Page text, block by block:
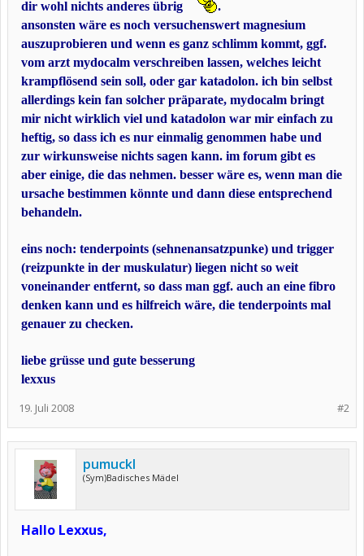
dir wohl nichts anderes übrig
.
ansonsten wäre es noch versuchenswert magnesium
auszuprobieren und wenn es ganz schlimm kommt, ggf.
vom arzt mydocalm verschreiben lassen, welches leicht
krampflösend sein soll, oder gar katadolon. ich bin selbst
allerdings kein fan solcher präparate, mydocalm bringt
mir nicht wirklich viel und katadolon war mir einfach zu
heftig, so dass ich es nur einmalig genommen habe und
zur wirkunsweise nichts sagen kann. im forum gibt es
aber einige, die das nehmen. besser wäre es, wenn man die
ursache bestimmen könnte und dann diese entsprechend
behandeln.
eins noch: tenderpoints (sehnenansatzpunke) und trigger
(reizpunkte in der muskulatur) liegen nicht so weit
voneinander entfernt, so dass man ggf. auch an eine fibro
denken kann und es hilfreich wäre, die tenderpoints mal
genauer zu checken.
liebe grüsse und gute besserung
lexxus
#2
19. Juli 2008
pumuckl
(Sym)Badisches Mädel
Hallo Lexxus,